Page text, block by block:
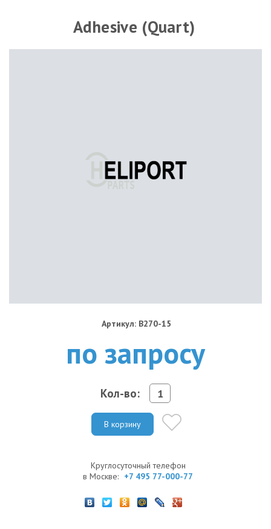
Adhesive (Quart)
Артикул: B270-15
по запросу
Кол-во:
В корзину
Круглосуточный телефон
в Москве: +7 495 77-000-77